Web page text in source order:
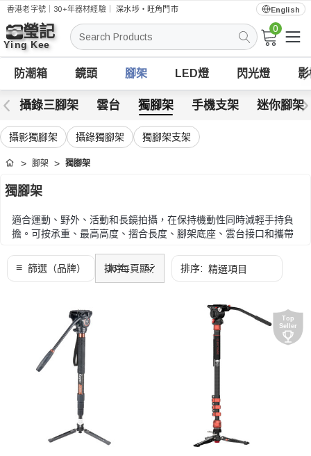
香港老字號｜30+年器材經驗｜深水埗・旺角門市 English
搜
索
0
防潮箱 鏡頭 腳架 LED燈 閃光燈
攝錄三腳架 雲台 獨腳架 手機支架 迷你腳架
攝影獨腳架 攝錄獨腳架 獨腳架支架
首頁 腳架 獨腳架
獨腳架
適合運動、野外、活動和長鏡拍攝，在保持機動性同時減輕手持負
擔。可按承重、最高高度、摺合長度、腳架底座、雲台接口和攜帶
可按承重、最高高度、摺合長度、腳架底座、雲台接口和攜帶重量
比較。